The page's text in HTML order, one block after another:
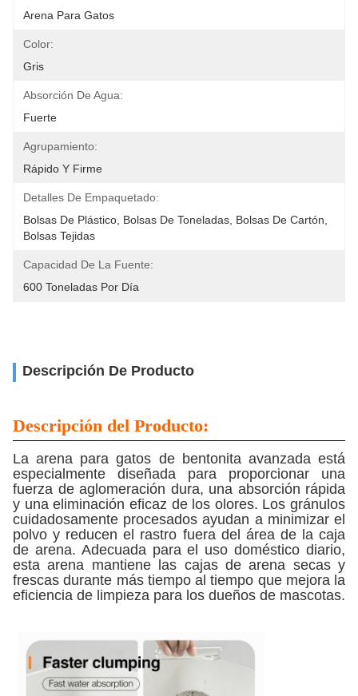
Arena Para Gatos
Color:
Gris
Absorción De Agua:
Fuerte
Agrupamiento:
Rápido Y Firme
Detalles De Empaquetado:
Bolsas De Plástico, Bolsas De Toneladas, Bolsas De Cartón,
Bolsas Tejidas
Capacidad De La Fuente:
600 Toneladas Por Día
Descripción De Producto
Descripción del Producto:
La arena para gatos de bentonita avanzada está
especialmente diseñada para proporcionar una
fuerza de aglomeración dura, una absorción rápida
y una eliminación eficaz de los olores. Los gránulos
cuidadosamente procesados ​​ayudan a minimizar el
polvo y reducen el rastro fuera del área de la caja
de arena. Adecuada para el uso doméstico diario,
esta arena mantiene las cajas de arena secas y
frescas durante más tiempo al tiempo que mejora la
eficiencia de limpieza para los dueños de mascotas.